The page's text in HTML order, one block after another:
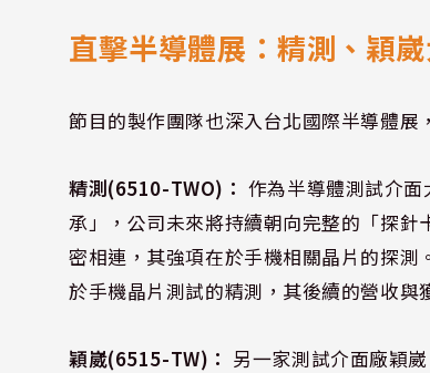
直擊半導體展：精測、穎
節目的製作團隊也深入台北國際半導體展
精測(6510-TWO)： 作為半導體測試介
承」，公司未來將持續朝向完整的「探
密相連，其強項在於手機相關晶片的探
於手機晶片測試的精測，其後續的營收與
穎崴(6515-TW)： 另一家測試介面廠穎